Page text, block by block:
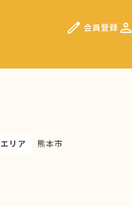
edit 会員登録 person
エリア 熊本市